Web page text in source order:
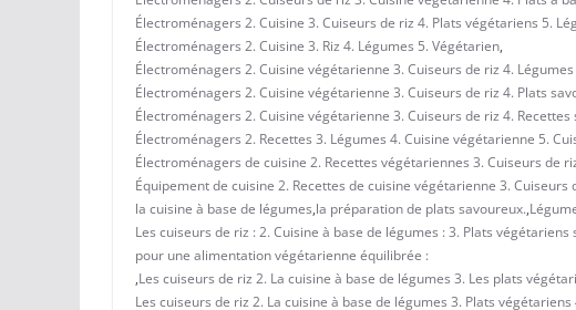
Électroménagers 2. Cuisine 3. Cuiseurs de riz 4. Plats végétariens 5.
Électroménagers 2. Cuisine 3. Riz 4. Légumes 5. Végétarien,
Électroménagers 2. Cuisine végétarienne 3. Cuiseurs de riz 4.
Électroménagers 2. Cuisine végétarienne 3. Cuiseurs de riz 4. Plats
Électroménagers 2. Cuisine végétarienne 3. Cuiseurs de riz 4. Recettes
Électroménagers 2. Recettes 3. Légumes 4. Cuisine végétarienne 5.
Électroménagers de cuisine 2. Recettes végétariennes 3. Cuiseurs de
Équipement de cuisine 2. Recettes de cuisine végétarienne 3.
la cuisine à base de légumes,la préparation de plats savoureux.,
Les cuiseurs de riz : 2. Cuisine à base de légumes : 3. Plats
pour une alimentation végétarienne équilibrée :
,Les cuiseurs de riz 2. La cuisine à base de légumes 3. Les plats
Les cuiseurs de riz 2. La cuisine à base de légumes 3. Plats